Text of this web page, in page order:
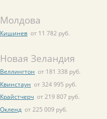
Молдова
Кишинев от 11 782 руб.
Новая Зеландия
Веллингтон от 181 338 руб.
Квинстаун от 324 995 руб.
Крайстчерч от 219 807 руб.
Окленд от 225 009 руб.